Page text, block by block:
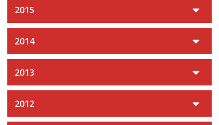
2015
2014
2013
2012